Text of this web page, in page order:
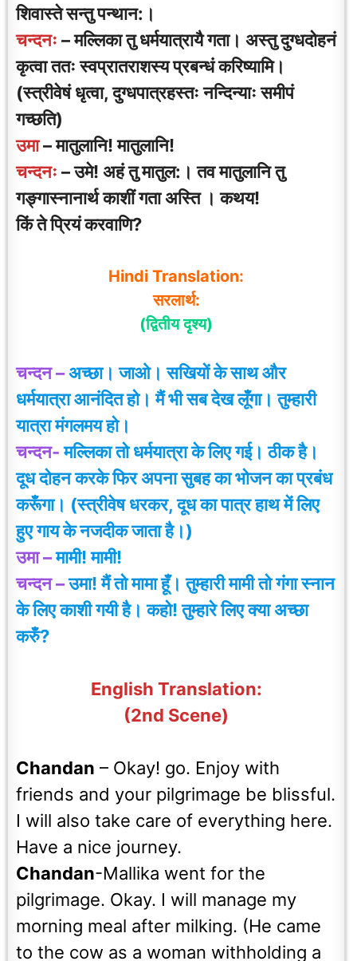
शिवास्ते सन्तु पन्थान:।
चन्दनः – मल्लिका तु धर्मयात्रायै गता। अस्तु दुग्धदोहनं
कृत्वा ततः स्वप्रातराशस्य प्रबन्धं करिष्यामि।
(स्त्रीवेषं धृत्वा, दुग्धपात्रहस्तः नन्दिन्याः समीपं
गच्छति)
उमा– मातुलानि! मातुलानि!
चन्दनः – उमे! अहं तु मातुल:। तव मातुलानि तु
गङ्गास्नानार्थ काशीं गता अस्ति । कथय!
किं ते प्रियं करवाणि?
Hindi Translation:
सरलार्थ:
(द्वितीय दृश्य)
चन्दन –अच्छा। जाओ। सखियों के साथ और
धर्मयात्रा आनंदित हो। मैं भी सब देख लूँगा। तुम्हारी
यात्रा मंगलमय हो।
चन्दन-मल्लिका तो धर्मयात्रा के लिए गई। ठीक है।
दूध दोहन करके फिर अपना सुबह का भोजन का प्रबंध
करूँगा। (स्त्रीवेष धरकर, दूध का पात्र हाथ में लिए
हुए गाय के नजदीक जाता है।)
उमा –मामी! मामी!
चन्दन –उमा! मैं तो मामा हूँ। तुम्हारी मामी तो गंगा स्नान
के लिए काशी गयी है। कहो! तुम्हारे लिए क्या अच्छा
करुँ?
English Translation:
(2nd Scene)
Chandan – Okay! go. Enjoy with
friends and your pilgrimage be blissful.
I will also take care of everything here.
Have a nice journey.
Chandan-Mallika went for the
pilgrimage. Okay. I will manage my
morning meal after milking. (He came
to the cow as a woman withholding a